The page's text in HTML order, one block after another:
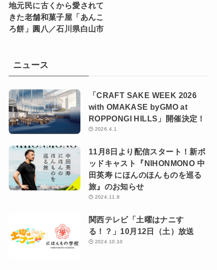
地元民に古くから愛されて
きた老舗和菓子屋「あんこ
ろ餅」圓八／石川県白山市
ニュース
「CRAFT SAKE WEEK 2026
with OMAKASE byGMO at
ROPPONGI HILLS」開催決定！
2026.4.1
11月8日より配信スタート！新ポ
ッドキャスト『NIHONMONO 中
田英寿 にほんのほんものを巡る
旅』のお知らせ
2024.11.8
関西テレビ「土曜はナニす
る！？」10月12日（土）放送
2024.10.10